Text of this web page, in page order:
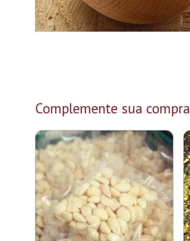
Complemente sua compra